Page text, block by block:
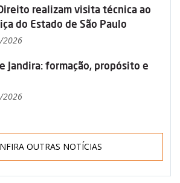
realizam visita técnica ao
do Estado de São Paulo
2026
Jandira: formação, propósito e
2026
OUTRAS NOTÍCIAS